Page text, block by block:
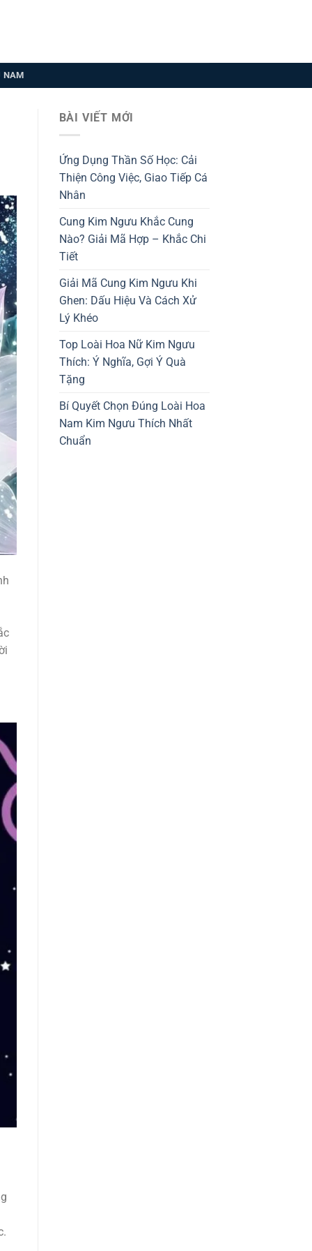
NAM
BÀI VIẾT MỚI
Ứng Dụng Thần Số Học: Cải
Thiện Công Việc, Giao Tiếp Cá
Nhân
Cung Kim Ngưu Khắc Cung
Nào? Giải Mã Hợp – Khắc Chi
Tiết
Giải Mã Cung Kim Ngưu Khi
Ghen: Dấu Hiệu Và Cách Xử
Lý Khéo
Top Loài Hoa Nữ Kim Ngưu
Thích: Ý Nghĩa, Gợi Ý Quà
Tặng
Bí Quyết Chọn Đúng Loài Hoa
Nam Kim Ngưu Thích Nhất
Chuẩn